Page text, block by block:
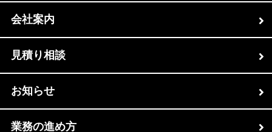
会社案内
見積り相談
お知らせ
業務の進め方